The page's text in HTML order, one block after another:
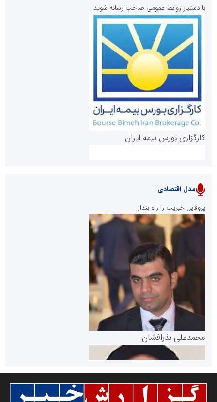
روابط عمومی خبرگزاری گزارش خبر
پایگاه خبری نهضت ملی مسکن
پایگاه خبری گفتمان یزد
با دستیار روابط عمومی صاحب رسانه شوید
کارگزاری بورس بیمه ایران
سازمان بورس و اوراق بهادار
مرجع اخبار موثق در بازارسرمایه
مدل اقتصادی
پروفایل خبریت را راه بنداز
محمدعلی بذرافشان